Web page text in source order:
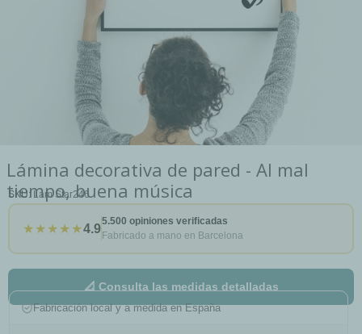
Lámina decorativa de pared - Al mal
tiempo, buena música
SKU Lam Star246
★★★★★4.9
5.500 opiniones verificadas
Fabricado a mano en Barcelona
📐 Consulta las medidas detalladas
Fabricación local y a medida en España